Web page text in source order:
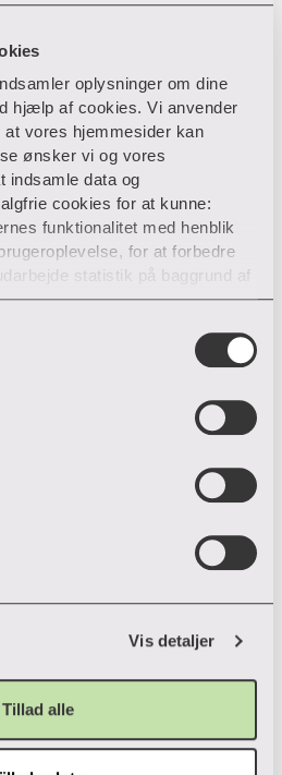
oplysninger om dine
hjælp af cookies. Vi anvender
vores hjemmesider kan
ønsker vi og vores
indsamle data og
cookies for at kunne:
funktionalitet med henblik
for at forbedre
statistik på baggrund af
markedsføring via andre
og fravælge cookies eller trække
Hvis du har givet
med vores
Vis detaljer
Tillad alle
på
Få
5 gode råd
du kan håndtere din
på din...